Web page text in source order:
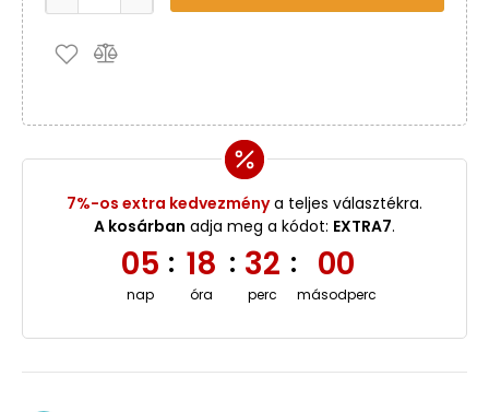
7%-os extra kedvezménya teljes választékra.
A kosárban adja meg a kódot: EXTRA7.
05
nap
: 18
óra
: 32
perc
: 00
másodperc